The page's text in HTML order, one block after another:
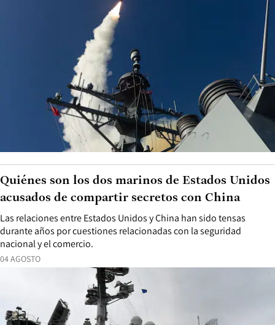
04 AGOSTO
Las relaciones entre Estados Unidos y China han sido tensas
durante años por cuestiones relacionadas con la seguridad
nacional y el comercio.
Quiénes son los dos marinos de Estados Unidos
acusados de compartir secretos con China